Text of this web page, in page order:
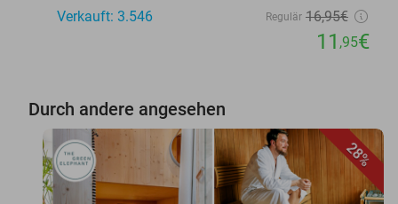
Verkauft: 3.546
Regulär 16,95€
11 ,95€
Durch andere angesehen
28%